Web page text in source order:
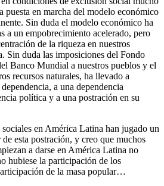
puesta en marcha del modelo económico
Sin duda el modelo económico ha
a un empobrecimiento acelerado, pero
de la riqueza en nuestros
Sin duda las imposiciones del Fondo
Banco Mundial a nuestros pueblos y el
recursos naturales, ha llevado a
a una dependencia
política y a una postración en su
en América Latina han jugado un
esta postración, y creo que muchos
a darse en América Latina no
hubiese la participación de los
de la masa popular…